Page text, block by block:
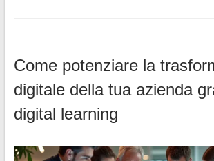
Come potenziare la
digitale della tua azienda
digital learning